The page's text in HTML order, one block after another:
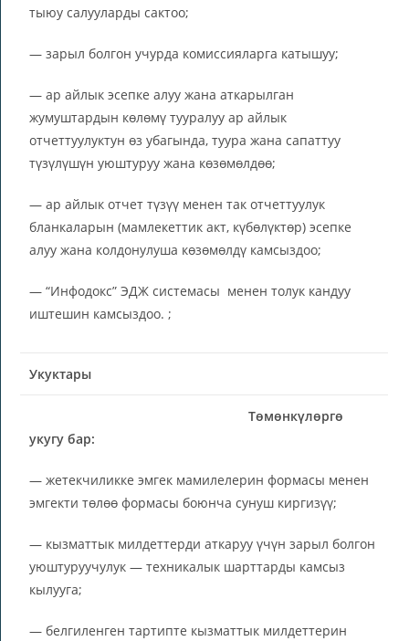
тыюу салууларды сактоо;
— зарыл болгон учурда комиссияларга катышуу;
— ар айлык эсепке алуу жана аткарылган
жумуштардын көлөмү тууралуу ар айлык
отчеттуулуктун өз убагында, туура жана сапаттуу
түзүлүшүн уюштуруу жана көзөмөлдөө;
— ар айлык отчет түзүү менен так отчеттуулук
бланкаларын (мамлекеттик акт, күбөлүктөр) эсепке
алуу жана колдонулуша көзөмөлдү камсыздоо;
— “Инфодокс” ЭДЖ системасы менен толук кандуу
иштешин камсыздоо. ;
Укуктары
Төмөнкүлөргө
укугу бар:
— жетекчиликке эмгек мамилелерин формасы менен
эмгекти төлөө формасы боюнча сунуш киргизүү;
— кызматтык милдеттерди аткаруу үчүн зарыл болгон
уюштуруучулук — техникалык шарттарды камсыз
кылууга;
— белгиленген тартипте кызматтык милдеттерин